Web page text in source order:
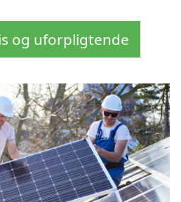
og uforpligtende